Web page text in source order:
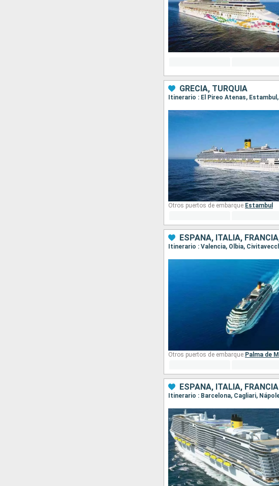
GRECIA, TURQUÍA
Itinerario : El Pireo Atenas,
Otros puertos de embarque: Estambul
ESPAÑA, ITALIA,
Itinerario : Valencia, Olbia,
Otros puertos de embarque: Palma de
ESPAÑA, ITALIA, FRANCIA
Itinerario : Barcelona, Cagliari,